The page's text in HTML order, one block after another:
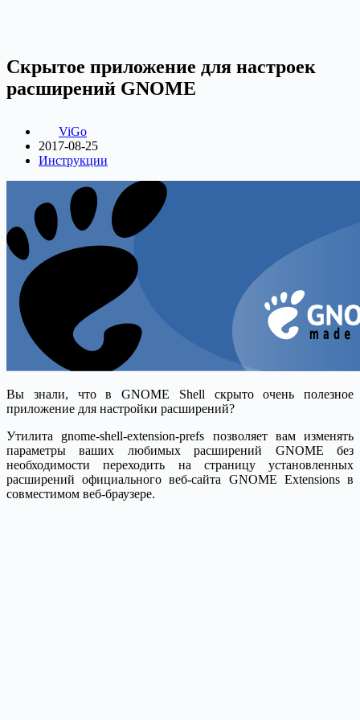
Скрытое приложение для настроек
расширений GNOME
ViGo
2017-08-25
Инструкции
Вы знали, что в GNOME Shell скрыто очень полезное
приложение для настройки расширений?
Утилита gnome-shell-extension-prefs позволяет вам изменять
параметры ваших любимых расширений GNOME без
необходимости переходить на страницу установленных
расширений официального веб-сайта GNOME Extensions в
совместимом веб-браузере.